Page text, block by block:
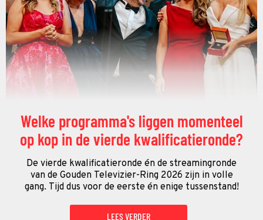
Welke programma's liggen momenteel
op kop in de vierde kwalificatieronde?
De vierde kwalificatieronde én de streamingronde
van de Gouden Televizier-Ring 2026 zijn in volle
gang. Tijd dus voor de eerste én enige tussenstand!
LEES VERDER